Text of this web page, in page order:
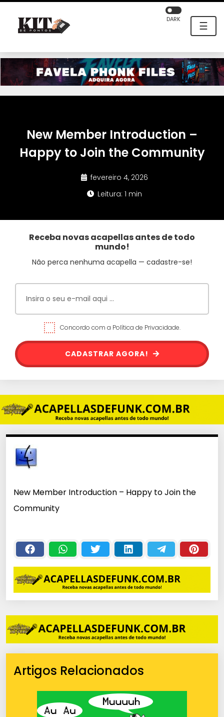
☰
DARK
New Member Introduction –
Happy to Join the Community
fevereiro 4, 2026
Leitura: 1 min
Receba novas acapellas antes de todo
mundo!
Não perca nenhuma acapella — cadastre-se!
Concordo com a Política de Privacidade.
CADASTRAR AGORA!
New Member Introduction – Happy to Join the
Community
Artigos Relacionados